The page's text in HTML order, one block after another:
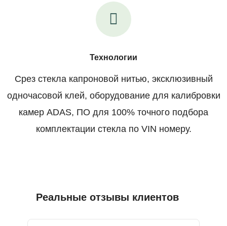
Технологии
Срез стекла капроновой нитью, эксклюзивный
одночасовой клей, оборудование для калибровки
камер ADAS, ПО для 100% точного подбора
комплектации стекла по VIN номеру.
Реальные отзывы клиентов